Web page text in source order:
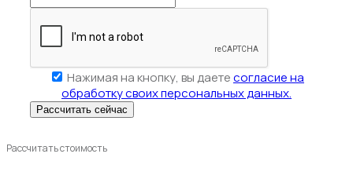
Нажимая на кнопку, вы даетесогласие на
обработку своих персональных данных.
Рассчитать стоимость